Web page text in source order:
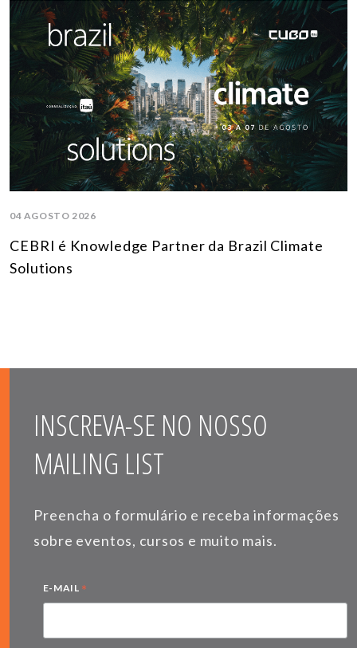
04 AGOSTO 2026
CEBRI é Knowledge Partner da Brazil Climate
Solutions
INSCREVA-SE NO NOSSO
MAILING LIST
Preencha o formulário e receba informações
sobre eventos, cursos e muito mais.
E-MAIL *